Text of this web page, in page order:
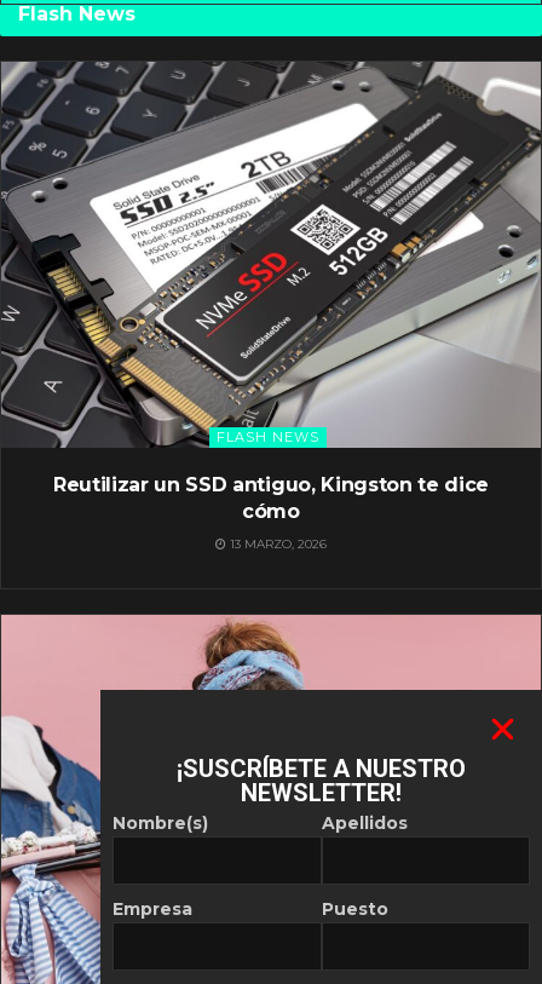
Flash News
FLASH NEWS
Reutilizar un SSD antiguo, Kingston te dice
cómo
13 MARZO, 2026
¡SUSCRÍBETE A NUESTRO
NEWSLETTER!
Nombre(s)
Empresa
Apellidos
Puesto